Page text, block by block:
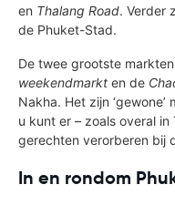
en Thalang Road. Verder
de Phuket-Stad.
De twee grootste
weekendmarkt en de
Nakha. Het zijn
u kunt er – zoals overal
gerechten verorberen bij
In en rondom